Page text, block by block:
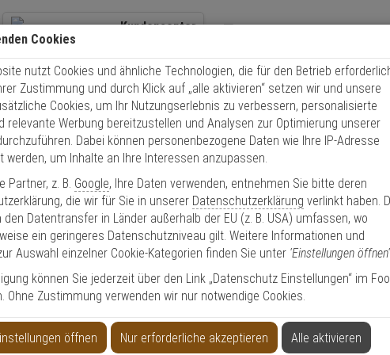
Kundencenter
Kontaktservice nutzen
Mo. - Do.: 8:00 - 16:30 Fr. 8:00 - 14:00 Uhr
Über 15
Schneller
Zutritt Einbruch Brand
BUS-Modul Schnittstelle RS-485
RS-485
Produktinformationen
Zubehörartikel, Schnittstelle
nach Richtlinien:EN 50131 Grad 2
Cookies
nutzt Cookies und ähnliche Technologien, die für den Betrieb
Zustimmung und durch Klick auf „alle aktivieren“ setzen wir und unsere
Cookies, um Ihr Nutzungserlebnis zu verbessern, personalisierte
relevante Werbung bereitzustellen und Analysen zur Optimierung unserer
Dabei können personenbezogene Daten wie Ihre IP-Adresse
werden, um Inhalte an Ihre Interessen anzupassen.
Partner, z. B. Google, Ihre Daten verwenden, entnehmen Sie bitte deren
die wir für Sie in unserer Datenschutzerklärung verlinkt haben.
den Datentransfer in Länder außerhalb der EU (z. B. USA) umfassen, wo
ein geringeres Datenschutzniveau gilt. Weitere Informationen und
Auswahl einzelner Cookie-Kategorien finden Sie unter 'Einstellungen öffnen'
können Sie jederzeit über den Link „Datenschutz Einstellungen“ im
Ohne Zustimmung verwenden wir nur notwendige Cookies.
öffnen Nur erforderliche akzeptieren Alle aktivieren